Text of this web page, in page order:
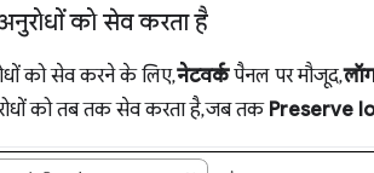
को सेव करता है
को सेव करने के लिए,नेटवर्कपैनल पर मौजूद,
को तब तक सेव करता है, जब तकPreserve